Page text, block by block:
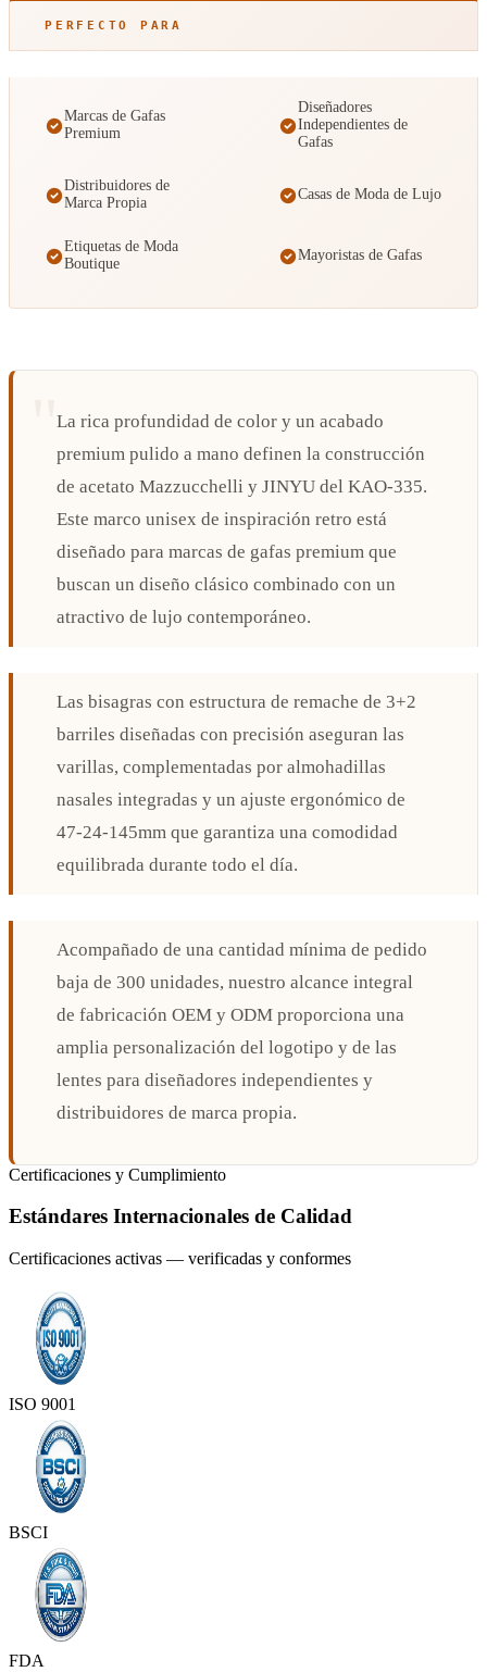
PERFECTO PARA
Marcas de Gafas
Premium
Diseñadores
Independientes de
Gafas
Distribuidores de
Marca Propia
Casas de Moda de Lujo
Etiquetas de Moda
Boutique
Mayoristas de Gafas
La rica profundidad de color y un acabado
premium pulido a mano definen la construcción
de acetato Mazzucchelli y JINYU del KAO-335.
Este marco unisex de inspiración retro está
diseñado para marcas de gafas premium que
buscan un diseño clásico combinado con un
atractivo de lujo contemporáneo.
Las bisagras con estructura de remache de 3+2
barriles diseñadas con precisión aseguran las
varillas, complementadas por almohadillas
nasales integradas y un ajuste ergonómico de
47-24-145mm que garantiza una comodidad
equilibrada durante todo el día.
Acompañado de una cantidad mínima de pedido
baja de 300 unidades, nuestro alcance integral
de fabricación OEM y ODM proporciona una
amplia personalización del logotipo y de las
lentes para diseñadores independientes y
distribuidores de marca propia.
Certificaciones y Cumplimiento
Estándares Internacionales de Calidad
Certificaciones activas — verificadas y conformes
ISO 9001
BSCI
FDA